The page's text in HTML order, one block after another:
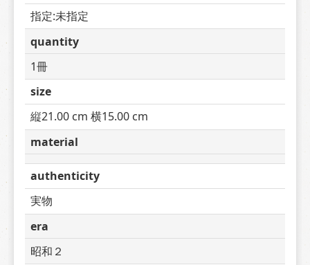
指定:未指定
quantity
1冊
size
縦21.00 cm 横15.00 cm
material
authenticity
実物
era
昭和２